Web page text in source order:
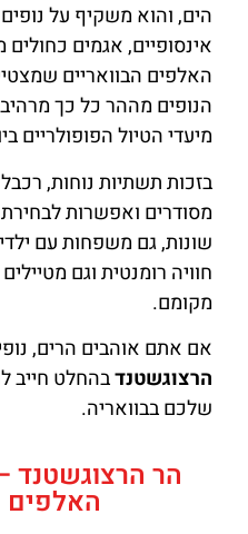
הים, והוא משקיף על
אינסופיים, אגמים
האלפים הבוואריים
הנופים מההר כל כך
מיעדי הטיול הפופולריים
בזכות תשתיות נוחות,
מסודרים ואפשרות
שונות, גם משפחות עם
חוויה רומנטית וגם
מקומם.
אם אתם אוהבים הרים,
הרצוגשטנדבהחלט חייב
שלכם בבוואריה.
הר הרצוגשטנד
האלפים